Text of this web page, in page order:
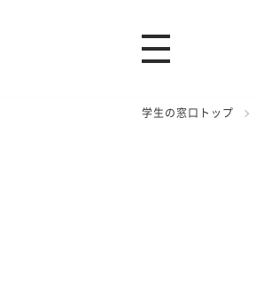
学生の窓口トップ